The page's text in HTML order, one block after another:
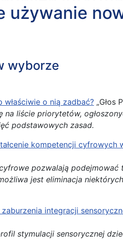
używanie
wyborze
o nią zadbać? „Głos
liście priorytetów,
podstawowych zasad.
kompetencji cyfrowych
pozwalają
jest eliminacja
integracji
stymulacji sensorycznej